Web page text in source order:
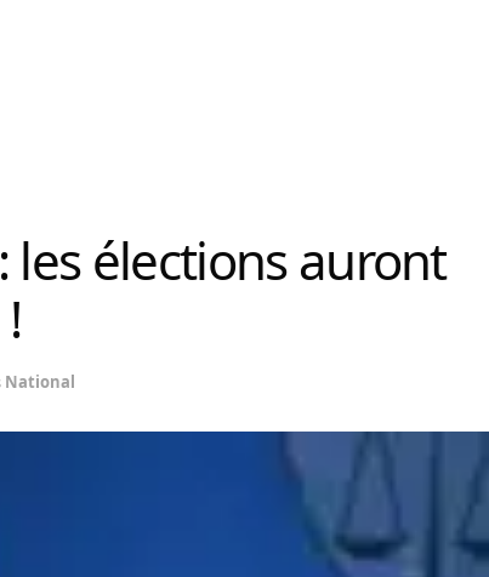
les élections auront
National